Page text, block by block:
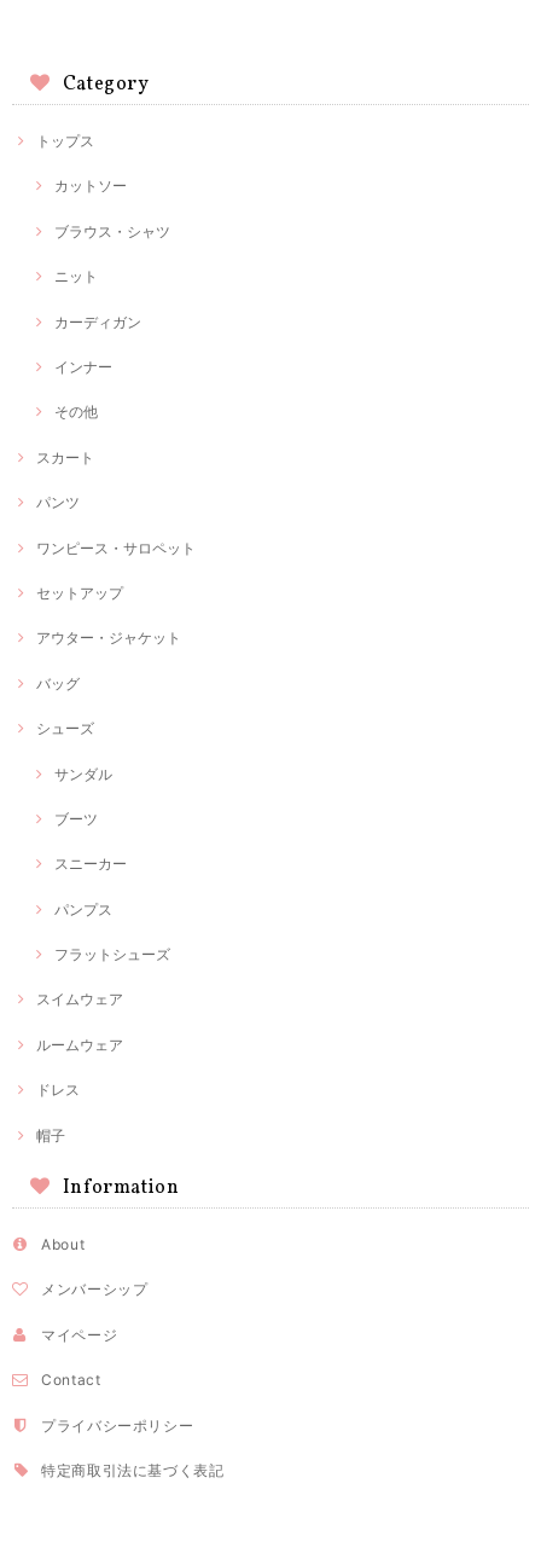
Category
トップス
カットソー
ブラウス・シャツ
ニット
カーディガン
インナー
その他
スカート
パンツ
ワンピース・サロペット
セットアップ
アウター・ジャケット
バッグ
シューズ
サンダル
ブーツ
スニーカー
パンプス
フラットシューズ
スイムウェア
ルームウェア
ドレス
帽子
Information
About
メンバーシップ
マイページ
Contact
プライバシーポリシー
特定商取引法に基づく表記